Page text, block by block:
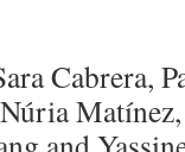
Cabrera,